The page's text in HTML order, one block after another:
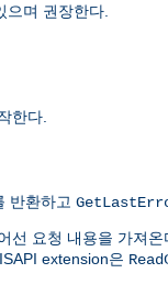
으며 권장한다.
한다.
반환하고
선 요청 내용을 가져온
extension은